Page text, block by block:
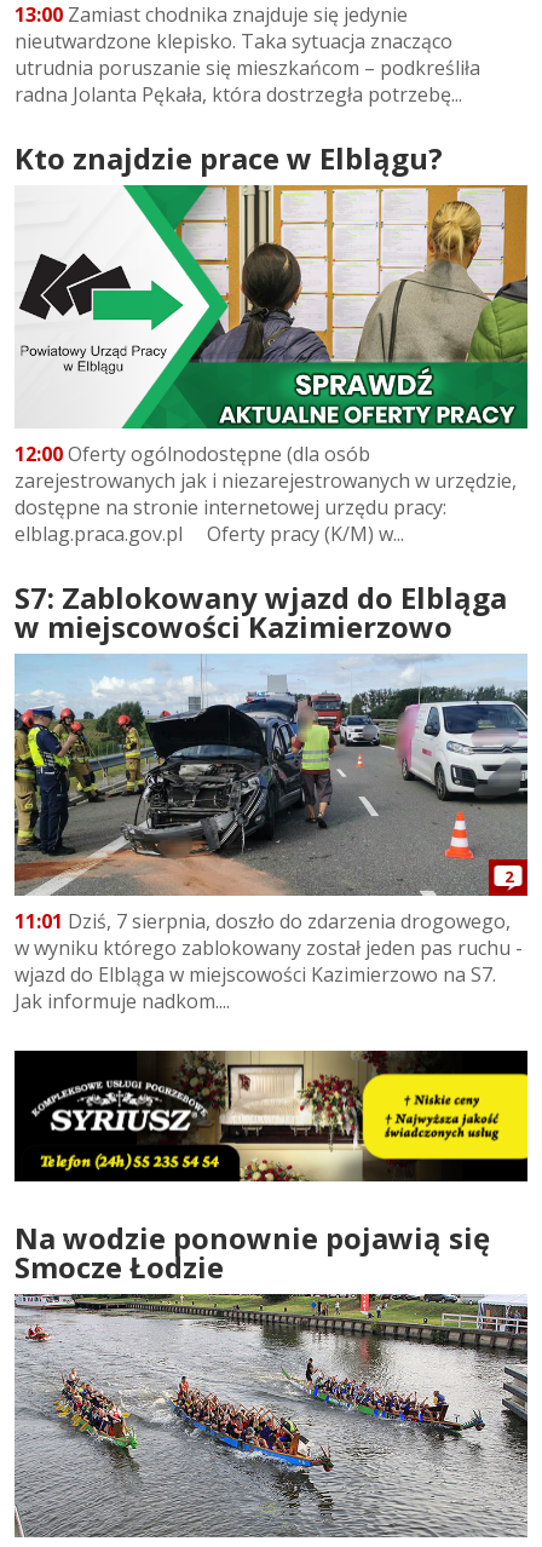
13:00 Zamiast chodnika znajduje się jedynie
nieutwardzone klepisko. Taka sytuacja znacząco
utrudnia poruszanie się mieszkańcom – podkreśliła
radna Jolanta Pękała, która dostrzegła potrzebę...
Kto znajdzie prace w Elblągu?
12:00Oferty ogólnodostępne (dla osób
zarejestrowanych jak i niezarejestrowanych w urzędzie,
dostępne na stronie internetowej urzędu pracy:
elblag.praca.gov.pl Oferty pracy (K/M) w...
S7: Zablokowany wjazd do Elbląga
w miejscowości Kazimierzowo
2
11:01 Dziś, 7 sierpnia, doszło do zdarzenia drogowego,
w wyniku którego zablokowany został jeden pas ruchu -
wjazd do Elbląga w miejscowości Kazimierzowo na S7.
Jak informuje nadkom....
Na wodzie ponownie pojawią się
Smocze Łodzie